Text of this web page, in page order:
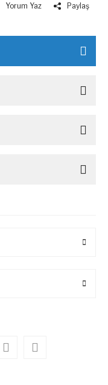
Yorum Yaz Paylaş